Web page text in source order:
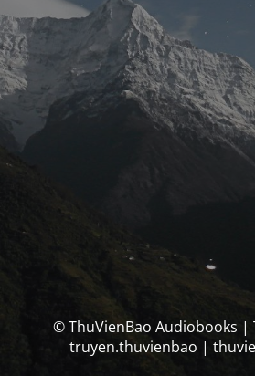
© ThuVienBao Audiobooks |
truyen.thuvienbao |